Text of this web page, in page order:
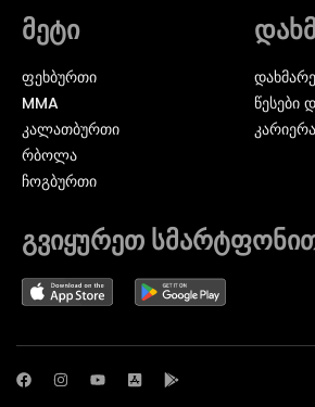
მეტი
ᲤᲔᲮᲑᲣᲠᲗᲘ
MMA
ᲙᲐᲚᲐᲗᲑᲣᲠᲗᲘ
ᲠᲑᲝᲚᲐ
ᲩᲝᲒᲑᲣᲠᲗᲘ
წესები
კარიერა
გვიყურეთ